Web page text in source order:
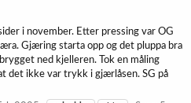
i november. Etter pressing var OG
Gjæring starta opp og det pluppa bra
ned kjelleren. Tok en måling
det ikke var trykk i gjærlåsen. SG på